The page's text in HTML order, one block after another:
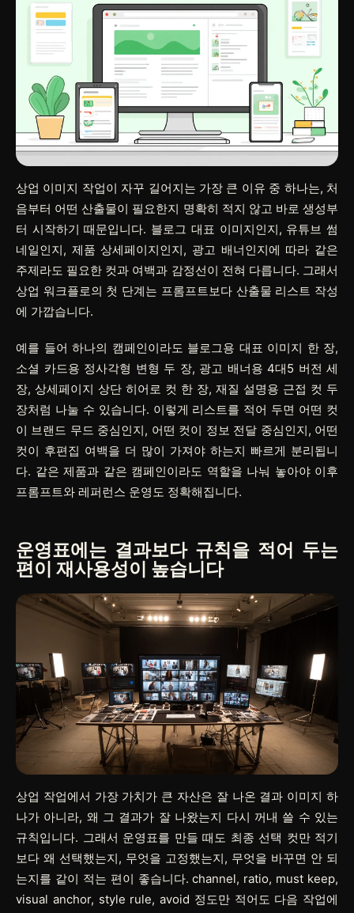
상업 이미지 작업이 자꾸 길어지는 가장 큰 이유 중 하나는, 처
음부터 어떤 산출물이 필요한지 명확히 적지 않고 바로 생성부
터 시작하기 때문입니다. 블로그 대표 이미지인지, 유튜브 썸
네일인지, 제품 상세페이지인지, 광고 배너인지에 따라 같은
주제라도 필요한 컷과 여백과 감정선이 전혀 다릅니다. 그래서
상업 워크플로의 첫 단계는 프롬프트보다 산출물 리스트 작성
에 가깝습니다.
예를 들어 하나의 캠페인이라도 블로그용 대표 이미지 한 장,
소셜 카드용 정사각형 변형 두 장, 광고 배너용 4대5 버전 세
장, 상세페이지 상단 히어로 컷 한 장, 재질 설명용 근접 컷 두
장처럼 나눌 수 있습니다. 이렇게 리스트를 적어 두면 어떤 컷
이 브랜드 무드 중심인지, 어떤 컷이 정보 전달 중심인지, 어떤
컷이 후편집 여백을 더 많이 가져야 하는지 빠르게 분리됩니
다. 같은 제품과 같은 캠페인이라도 역할을 나눠 놓아야 이후
프롬프트와 레퍼런스 운영도 정확해집니다.
운영표에는 결과보다 규칙을 적어 두는
편이 재사용성이 높습니다
상업 작업에서 가장 가치가 큰 자산은 잘 나온 결과 이미지 하
나가 아니라, 왜 그 결과가 잘 나왔는지 다시 꺼내 쓸 수 있는
규칙입니다. 그래서 운영표를 만들 때도 최종 선택 컷만 적기
보다 왜 선택했는지, 무엇을 고정했는지, 무엇을 바꾸면 안 되
는지를 같이 적는 편이 좋습니다. channel, ratio, must keep,
visual anchor, style rule, avoid 정도만 적어도 다음 작업에